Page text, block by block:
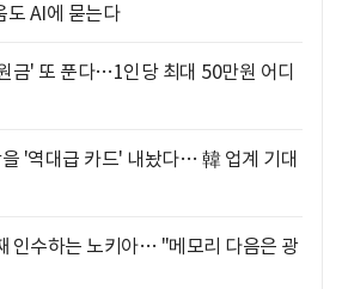
AI에 묻는다
금' 또 푼다…1인당 최대 50만원 어디
'역대급 카드' 내놨다… 韓 업계 기대
인수하는 노키아… "메모리 다음은 광